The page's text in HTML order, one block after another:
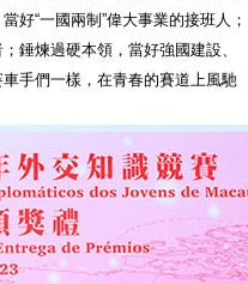
好“一國兩制”偉大事業的接班人；
錘煉過硬本領，當好強國建設、
手們一樣，在青春的賽道上風馳